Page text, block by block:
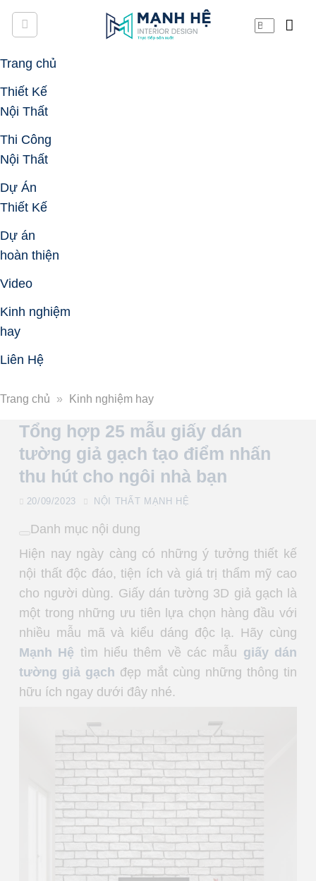
Skip
Trang chủ
Thiết Kế
Nội Thất
Thi Công
Nội Thất
Dự Án
Thiết Kế
Dự án
hoàn thiện
Video
Kinh nghiệm
hay
Liên Hệ
Trang chủ » Kinh nghiệm hay
Tổng hợp 25 mẫu giấy dán
tường giả gạch tạo điểm nhấn
thu hút cho ngôi nhà bạn
20/09/2023 NỘI THẤT MẠNH HỆ
Danh mục nội dung
Hiện nay ngày càng có những ý tưởng thiết kế
nội thất độc đáo, tiện ích và giá trị thẩm mỹ cao
cho người dùng. Giấy dán tường 3D giả gạch là
một trong những ưu tiên lựa chọn hàng đầu với
nhiều mẫu mã và kiểu dáng độc lạ. Hãy cùng
Mạnh Hệ tìm hiểu thêm về các mẫu giấy dán
tường giả gạch đẹp mắt cùng những thông tin
hữu ích ngay dưới đây nhé.